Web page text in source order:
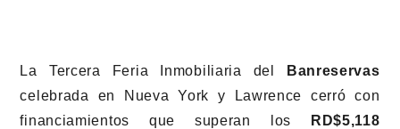
La Tercera Feria Inmobiliaria del
Banreservas
celebrada en Nueva York y Lawrence cerró con
financiamientos que superan los
RD$5,118